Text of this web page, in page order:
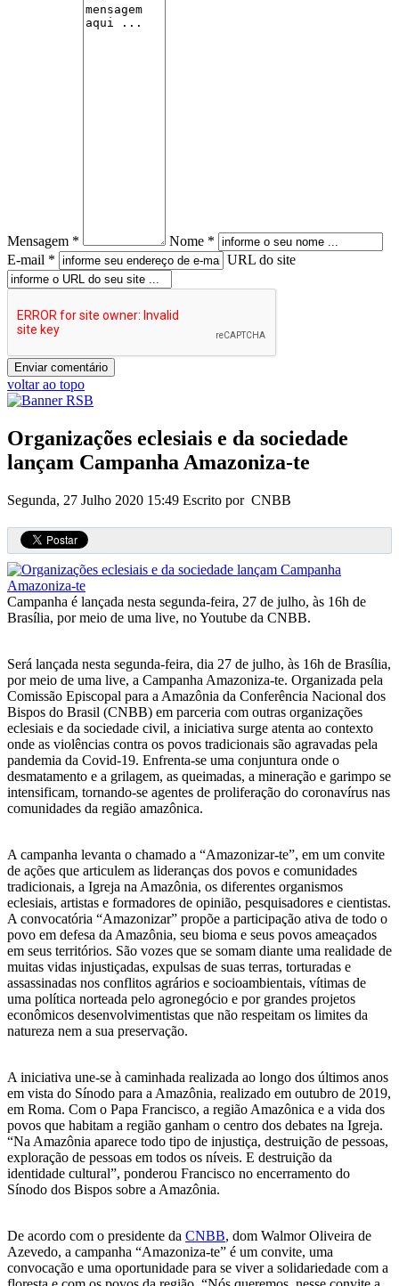
Mensagem *
Nome *
E-mail *
URL do site
voltar ao topo
Organizações eclesiais e da sociedade
lançam Campanha Amazoniza-te
Segunda, 27 Julho 2020 15:49 Escrito por CNBB
Campanha é lançada nesta segunda-feira, 27 de julho, às 16h de
Brasília, por meio de uma live, no Youtube da CNBB.
Será lançada nesta segunda-feira, dia 27 de julho, às 16h de Brasília,
por meio de uma live, a Campanha Amazoniza-te. Organizada pela
Comissão Episcopal para a Amazônia da Conferência Nacional dos
Bispos do Brasil (CNBB) em parceria com outras organizações
eclesiais e da sociedade civil, a iniciativa surge atenta ao contexto
onde as violências contra os povos tradicionais são agravadas pela
pandemia da Covid-19. Enfrenta-se uma conjuntura onde o
desmatamento e a grilagem, as queimadas, a mineração e garimpo se
intensificam, tornando-se agentes de proliferação do coronavírus nas
comunidades da região amazônica.
A campanha levanta o chamado a “Amazonizar-te”, em um convite
de ações que articulem as lideranças dos povos e comunidades
tradicionais, a Igreja na Amazônia, os diferentes organismos
eclesiais, artistas e formadores de opinião, pesquisadores e cientistas.
A convocatória “Amazonizar” propõe a participação ativa de todo o
povo em defesa da Amazônia, seu bioma e seus povos ameaçados
em seus territórios. São vozes que se somam diante uma realidade de
muitas vidas injustiçadas, expulsas de suas terras, torturadas e
assassinadas nos conflitos agrários e socioambientais, vítimas de
uma política norteada pelo agronegócio e por grandes projetos
econômicos desenvolvimentistas que não respeitam os limites da
natureza nem a sua preservação.
A iniciativa une-se à caminhada realizada ao longo dos últimos anos
em vista do Sínodo para a Amazônia, realizado em outubro de 2019,
em Roma. Com o Papa Francisco, a região Amazônica e a vida dos
povos que habitam a região ganham o centro dos debates na Igreja.
“Na Amazônia aparece todo tipo de injustiça, destruição de pessoas,
exploração de pessoas em todos os níveis. E destruição da
identidade cultural”, ponderou Francisco no encerramento do
Sínodo dos Bispos sobre a Amazônia.
De acordo com o presidente da CNBB, dom Walmor Oliveira de
Azevedo, a campanha “Amazoniza-te” é um convite, uma
convocação e uma oportunidade para se viver a solidariedade com a